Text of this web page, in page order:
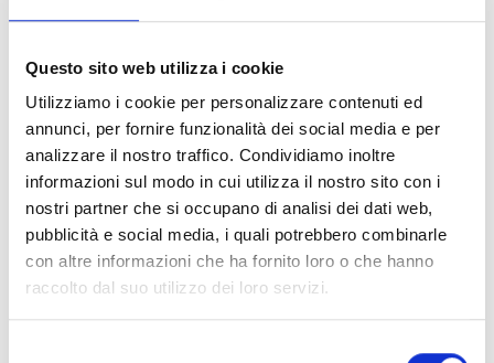
Questo sito web utilizza i cookie
Utilizziamo i cookie per personalizzare contenuti ed
annunci, per fornire funzionalità dei social media e per
analizzare il nostro traffico. Condividiamo inoltre
informazioni sul modo in cui utilizza il nostro sito con i
nostri partner che si occupano di analisi dei dati web,
pubblicità e social media, i quali potrebbero combinarle
con altre informazioni che ha fornito loro o che hanno
raccolto dal suo utilizzo dei loro servizi.
0070629
Collare Titan HD cG sC 140
Per visualizzare i prezzi e acquistare, devi
effettuare il login.